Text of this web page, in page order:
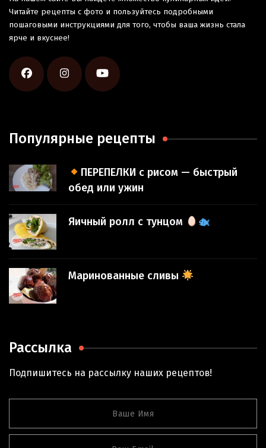
Читайте рецепты с фото и пользуйтесь подробными
пошаговыми инструкциями для того, чтобы ваша жизнь стала
ярче и вкуснее!
Популярные рецепты
ПЕРЕПЕЛКИ с рисом — быстрый
обед или ужин
Яичный ролл с тунцом
Маринованные сливы
Рассылка
Подпишитесь на рассылку наших рецептов!